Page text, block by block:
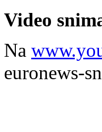
Video
Na
euronews-